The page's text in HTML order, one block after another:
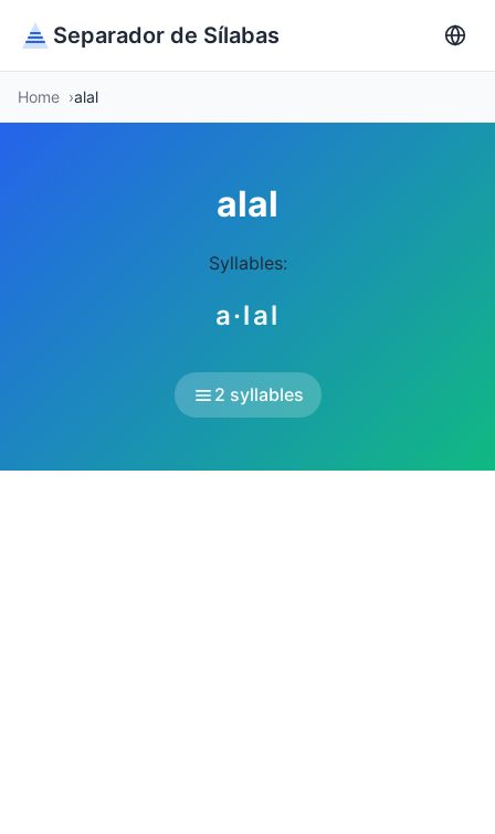
Separador de Sílabas
Home alal
alal
Syllables:
a·lal
2 syllables